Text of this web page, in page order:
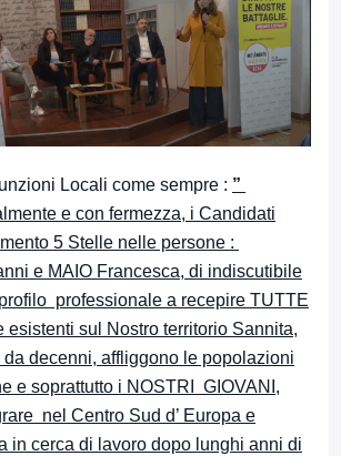
Locali come sempre : ”
e con fermezza, i Candidati
5 Stelle nelle persone :
e MAIO Francesca, di indiscutibile
professionale a recepire TUTTE
esistenti sul Nostro territorio Sannita,
decenni, affliggono le popolazioni
e soprattutto i NOSTRI GIOVANI,
nel Centro Sud d’ Europa e
in cerca di lavoro dopo lunghi anni di